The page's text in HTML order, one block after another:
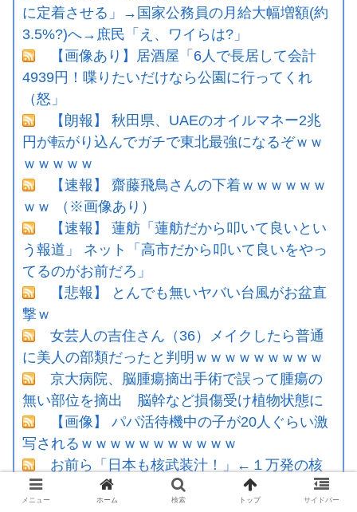
に定着させる」→国家公務員の月給大幅増額(約
3.5%?)へ→庶民「え、ワイらは?」
【画像あり】居酒屋「6人で長居して会計
4939円！喋りたいだけなら公園に行ってくれ
（怒」
【朗報】 秋田県、UAEのオイルマネー2兆
円が転がり込んでガチで東北最強になるぞｗｗ
ｗｗｗｗｗ
【速報】 齋藤飛鳥さんの下着ｗｗｗｗｗｗ
ｗｗ （※画像あり）
【速報】 蓮舫「蓮舫だから叩いて良いとい
う報道」 ネット「高市だから叩いて良いをやっ
てるのがお前だろ」
【悲報】 とんでも無いヤバい台風がお盆直
撃ｗ
女芸人の吉住さん（36）メイクしたら普通
に美人の部類だったと判明ｗｗｗｗｗｗｗｗｗ
京大病院、脳腫瘍摘出手術で誤って腫瘍の
無い部位を摘出 脳幹など損傷受け植物状態に
【画像】 パパ活待機中の子が20人ぐらい激
写されるｗｗｗｗｗｗｗｗｗｗｗ
お前ら「日本も核武装汁！」←１万発の核
弾頭どこに
メニュー ホーム 検索 トップ サイドバー